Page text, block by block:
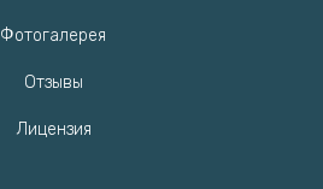
Фотогалерея
Отзывы
Лицензия